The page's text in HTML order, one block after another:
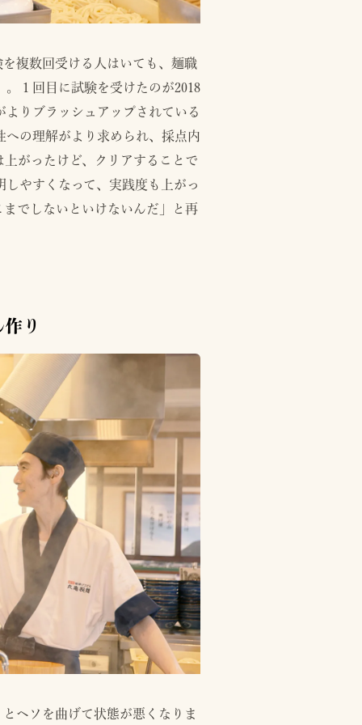
複数回受ける人はいても、麺職
１回目に試験を受けたのが2018
りブラッシュアップされている
の理解がより求められ、採点内
がったけど、クリアすることで
やすくなって、実践度も上がっ
でしないといけないんだ」と再
り
ヘソを曲げて状態が悪くなりま